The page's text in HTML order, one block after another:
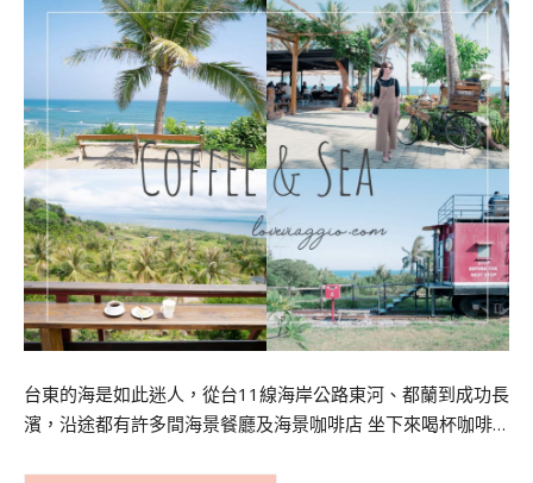
台東的海是如此迷人，從台11線海岸公路東河、都蘭到成功長
濱，沿途都有許多間海景餐廳及海景咖啡店 坐下來喝杯咖啡…